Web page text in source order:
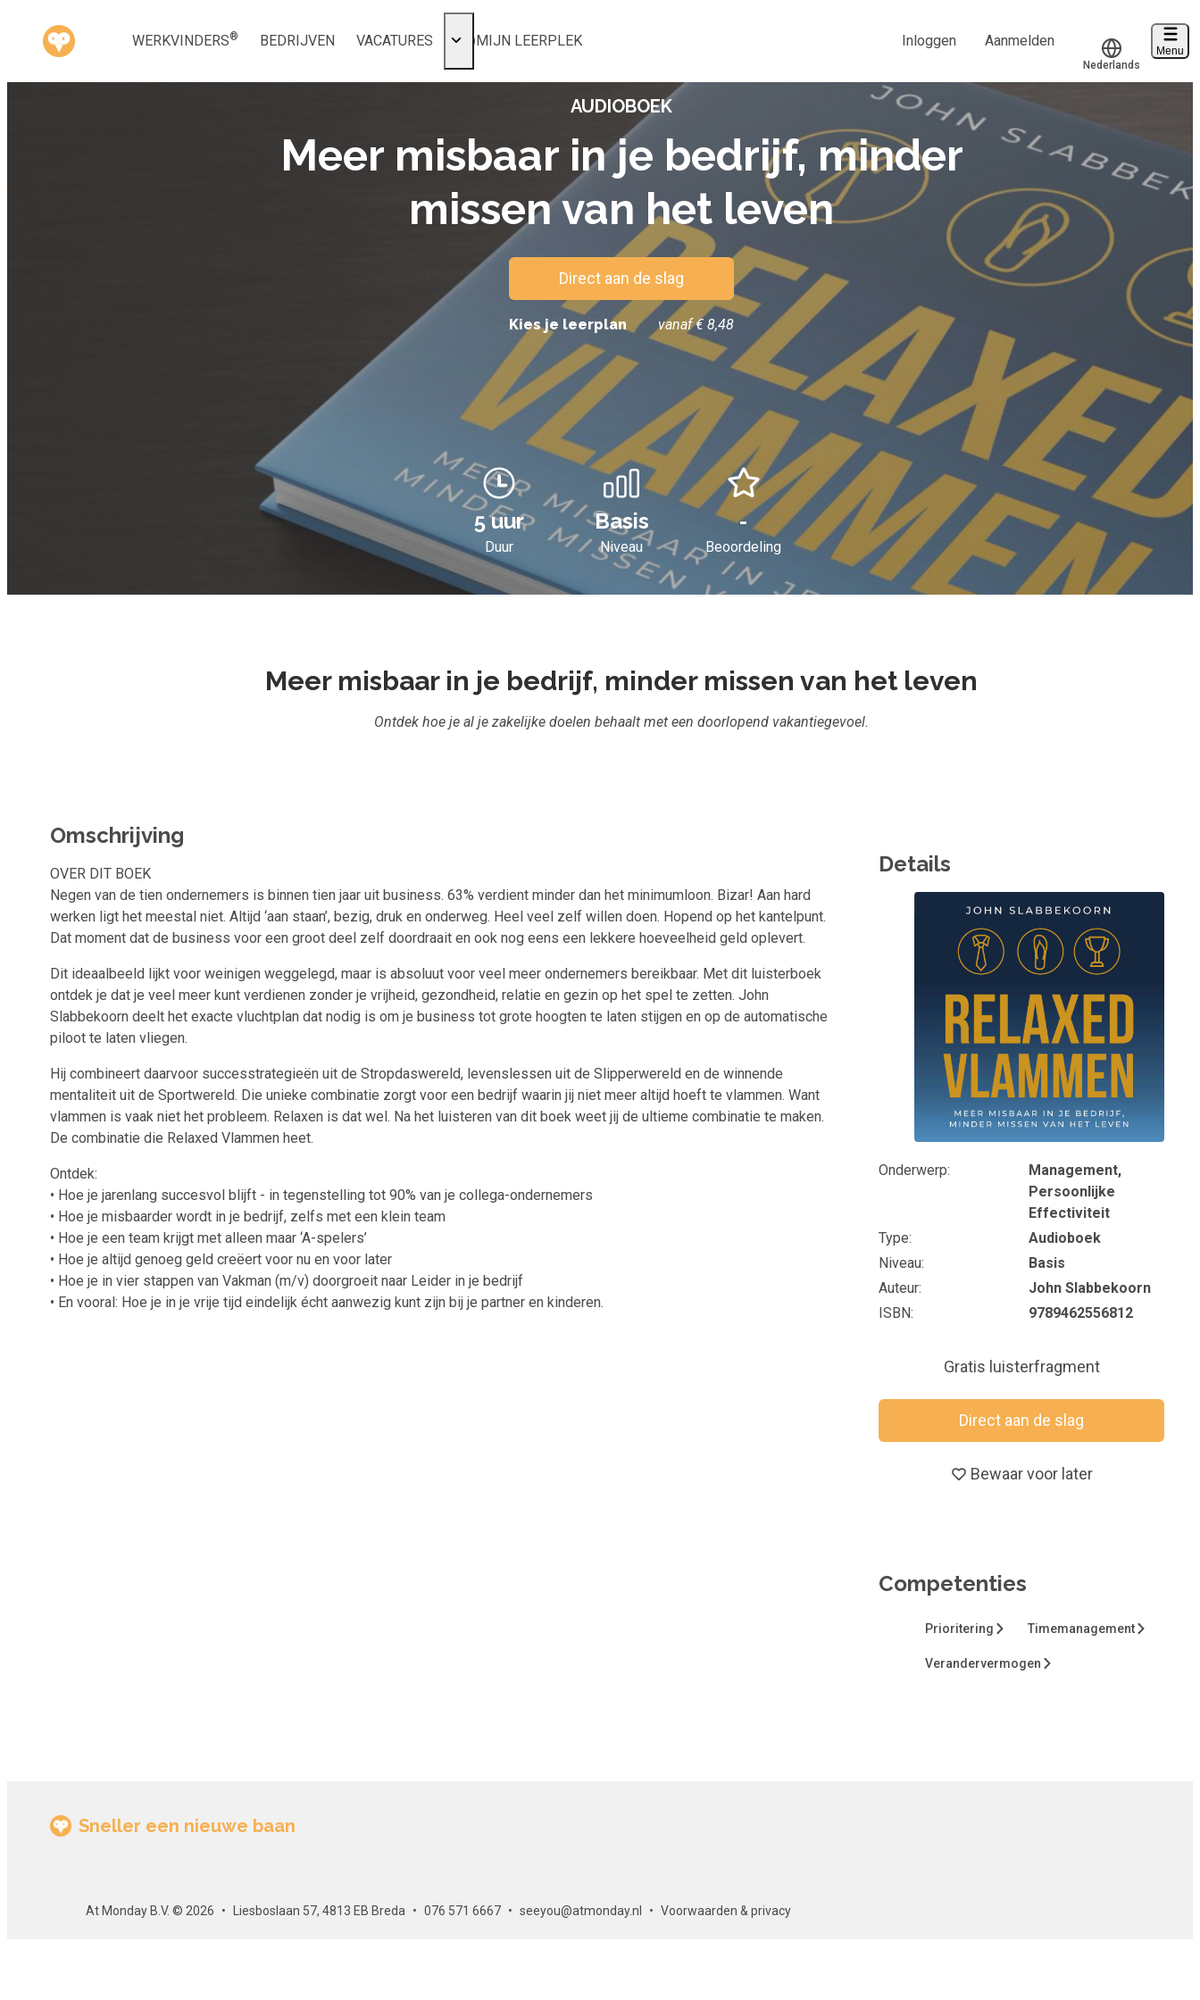
WERKVINDERS® BEDRIJVEN VACATURES MIJN LEERPLEK
Voor mij
Populair
Favoriet
Afgerond
Certificaten
Voucher verzilveren
Account en hulp
Start met leren
klantenservice@hobp.nl
Inloggen
Inloggen Aanmelden
Nederlands
Menu
AUDIOBOEK
Meer misbaar in je bedrijf, minder
missen van het leven
Direct aan de slag
Kies je leerplan vanaf € 8,48
5 uur Basis -
Duur Niveau Beoordeling
Meer misbaar in je bedrijf, minder missen van het leven
Ontdek hoe je al je zakelijke doelen behaalt met een doorlopend vakantiegevoel.
Omschrijving
OVER DIT BOEK
Negen van de tien ondernemers is binnen tien jaar uit business. 63% verdient minder dan het minimumloon. Bizar! Aan hard
werken ligt het meestal niet. Altijd ‘aan staan’, bezig, druk en onderweg. Heel veel zelf willen doen. Hopend op het kantelpunt.
Dat moment dat de business voor een groot deel zelf doordraait en ook nog eens een lekkere hoeveelheid geld oplevert.
Dit ideaalbeeld lijkt voor weinigen weggelegd, maar is absoluut voor veel meer ondernemers bereikbaar. Met dit luisterboek
ontdek je dat je veel meer kunt verdienen zonder je vrijheid, gezondheid, relatie en gezin op het spel te zetten. John
Slabbekoorn deelt het exacte vluchtplan dat nodig is om je business tot grote hoogten te laten stijgen en op de automatische
piloot te laten vliegen.
Hij combineert daarvoor successtrategieën uit de Stropdaswereld, levenslessen uit de Slipperwereld en de winnende
mentaliteit uit de Sportwereld. Die unieke combinatie zorgt voor een bedrijf waarin jij niet meer altijd hoeft te vlammen. Want
vlammen is vaak niet het probleem. Relaxen is dat wel. Na het luisteren van dit boek weet jij de ultieme combinatie te maken.
De combinatie die Relaxed Vlammen heet.
Ontdek:
• Hoe je jarenlang succesvol blijft - in tegenstelling tot 90% van je collega-ondernemers
• Hoe je misbaarder wordt in je bedrijf, zelfs met een klein team
• Hoe je een team krijgt met alleen maar ‘A-spelers’
• Hoe je altijd genoeg geld creëert voor nu en voor later
• Hoe je in vier stappen van Vakman (m/v) doorgroeit naar Leider in je bedrijf
• En vooral: Hoe je in je vrije tijd eindelijk écht aanwezig kunt zijn bij je partner en kinderen.
Details
Onderwerp
Management,
Persoonlijke
Effectiviteit
Type
Audioboek
Niveau
Basis
Auteur
John Slabbekoorn
ISBN
9789462556812
Gratis luisterfragment
Direct aan de slag
Bewaar voor later
Competenties
Prioritering Timemanagement
Verandervermogen
Sneller een nieuwe baan
At Monday B.V. © 2026 Liesboslaan 57, 4813 EB Breda 076 571 6667 seeyou@atmonday.nl Voorwaarden & privacy